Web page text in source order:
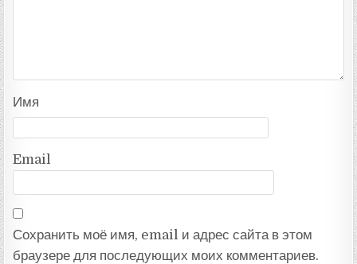
Имя
Email
Сохранить моё имя, email и адрес сайта в этом
браузере для последующих моих комментариев.